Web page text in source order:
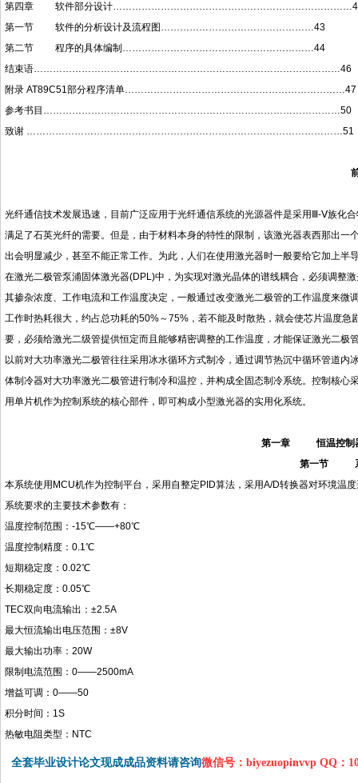
第四章 软件部分设计
第一节 软件的分析设计及流程图…………………………………………43
第二节 程序的具体编制……………………………………………………44
结束语……………………………………………………………………………………46
附录 AT89C51部分程序清单……………………………………………………………47
参考书目…………………………………………………………………………………50
致谢 ………………………………………………………………………………………51
光纤通信技术发展迅速，目前广泛应用于光纤通信系统的光源器件是采用Ⅲ-Ⅴ族化
满足了石英光纤的需要。但是，由于材料本身的特性的限制，该激光器表西那出
出会明显减少，甚至不能正常工作。为此，人们在使用激光器时一般要给它加上半
在激光二极管泵浦固体激光器(DPL)中，为实现对激光晶体的谱线耦合，必须调整
其掺杂浓度、工作电流和工作温度决定，一般通过改变激光二极管的工作温度来
工作时热耗很大，约占总功耗的50%～75%，若不能及时散热，就会使芯片温度
要，必须给激光二级管提供恒定而且能够精密调整的工作温度，才能保证激光二极
以前对大功率激光二极管往往采用冰水循环方式制冷，通过调节热沉中循环管道
体制冷器对大功率激光二极管进行制冷和温控，并构成全固态制冷系统。控制核
用单片机作为控制系统的核心部件，即可构成小型激光器的实用化系统。
第一章恒温控制
第一节
本系统使用MCU机作为控制平台，采用自整定PID算法，采用A/D转换器对环境温
系统要求的主要技术参数有：
温度控制范围：-15℃——+80℃
温度控制精度：0.1℃
短期稳定度：0.02℃
长期稳定度：0.05℃
TEC双向电流输出：±2.5A
最大恒流输出电压范围：±8V
最大输出功率：20W
限制电流范围：0——2500mA
增益可调：0——50
积分时间：1S
热敏电阻类型：NTC
全套毕业设计论文现成成品资料请咨询微信号：biyezuopinvvp QQ